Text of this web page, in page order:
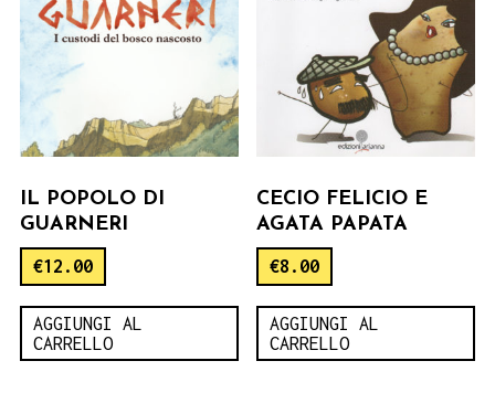
IL POPOLO DI
GUARNERI
€12.00
AGGIUNGI AL
CARRELLO
CECIO FELICIO E
AGATA PAPATA
€8.00
AGGIUNGI AL
CARRELLO